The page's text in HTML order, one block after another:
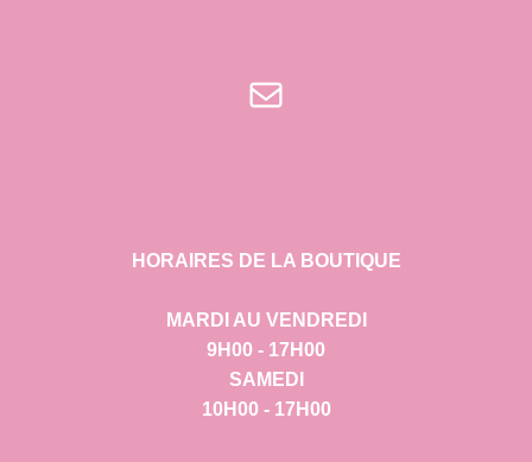
E-mail
HORAIRES DE LA BOUTIQUE
MARDI AU VENDREDI
9H00 - 17H00
SAMEDI
10H00 - 17H00